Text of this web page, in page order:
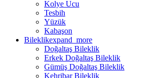
Kolye Ucu
Tesbih
Yüzük
Kabaşon
Bileklikexpand_more
Doğaltaş Bileklik
Erkek Doğaltaş Bileklik
Gümüş Doğaltaş Bileklik
Kehribar Bileklik